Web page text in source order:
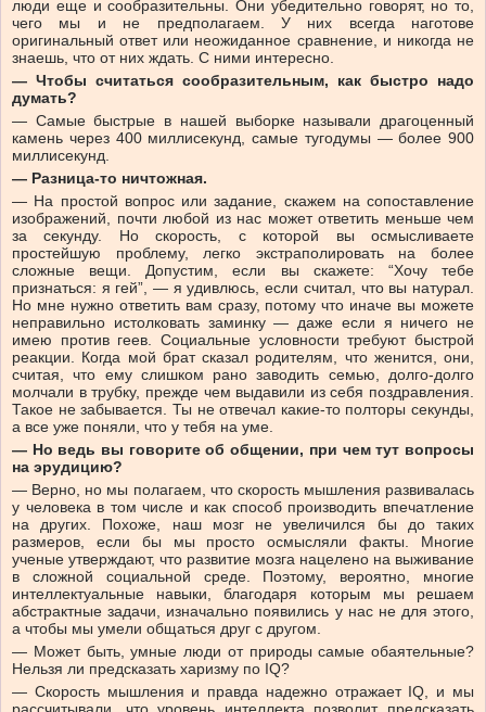
люди еще и сообразительны. Они убедительно говорят, но то,
чего мы и не предполагаем. У них всегда наготове
оригинальный ответ или неожиданное сравнение, и никогда не
знаешь, что от них ждать. С ними интересно.
— Чтобы считаться ­сообразительным, как быстро надо
думать?
— Самые быстрые в нашей выборке называли драгоценный
камень через 400 миллисекунд, самые тугодумы — более 900
миллисекунд.
— Разница-то ничтожная.
— На простой вопрос или задание, скажем на сопоставление
изображений, почти любой из нас может ответить меньше чем
за секунду. Но скорость, с которой вы осмысливаете
простейшую проблему, легко экстраполировать на более
сложные вещи. Допустим, если вы скажете: “Хочу тебе
признаться: я гей”, — я удивлюсь, если считал, что вы натурал.
Но мне нужно ответить вам сразу, потому что иначе вы можете
неправильно истолковать заминку — даже если я ничего не
имею против геев. ­Социальные условности требуют быстрой
реакции. Когда мой брат сказал родителям, что женится, они,
считая, что ему слишком рано заводить семью, долго-долго
молчали в трубку, прежде чем выдавили из себя поздравления.
Такое не забывается. Ты не отвечал какие-то полторы секунды,
а все уже поняли, что у тебя на уме.
— Но ведь вы говорите об обще­нии, при чем тут вопросы
на эрудицию?
— Верно, но мы полагаем, что скорость мышления развивалась
у человека в том ­числе и как способ производить впечатление
на других. Похоже, наш мозг не увеличился бы до таких
размеров, если бы мы просто осмысляли факты. Многие
ученые утверждают, что развитие мозга нацелено на выживание
в сложной социальной среде. По­этому, вероятно, многие
интеллектуальные навыки, благодаря которым мы решаем
абстрактные задачи, изначально появились у нас не для этого,
а чтобы мы умели общаться друг с другом.
— Может быть, умные люди от природы самые обаятельные?
Нельзя ли предсказать харизму по IQ?
— Скорость мышления и правда надежно отражает IQ, и мы